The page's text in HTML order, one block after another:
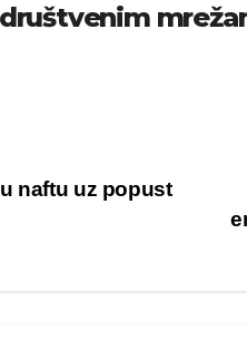
naftu uz popust